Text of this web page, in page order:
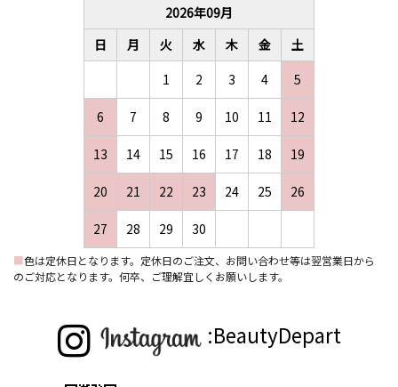
2026年09月
日
月 火 水 木 金
土
1
2 3 4 5
6 7 8 9 10 11 12
13 14 15 16 17 18 19
20 21 22 23 24 25 26
27 28 29 30
■色は定休日となります。定休日のご注文、お問い合わせ等は翌営業日から
のご対応となります。何卒、ご理解宜しくお願いします。
:BeautyDepart